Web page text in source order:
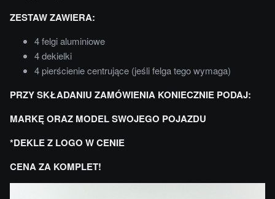
ZESTAW ZAWIERA:
4 felgi aluminiowe
4 dekielki
4 pierścienie centrujące (jeśli felga tego wymaga)
PRZY SKŁADANIU ZAMÓWIENIA KONIECZNIE PODAJ:
MARKĘ ORAZ MODEL SWOJEGO POJAZDU
*DEKLE Z LOGO W CENIE
CENA ZA KOMPLET!